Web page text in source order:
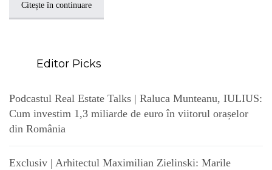
Citește în continuare
Editor Picks
Podcastul Real Estate Talks | Raluca Munteanu, IULIUS:
Cum investim 1,3 miliarde de euro în viitorul orașelor
din România
Exclusiv | Arhitectul Maximilian Zielinski: Marile